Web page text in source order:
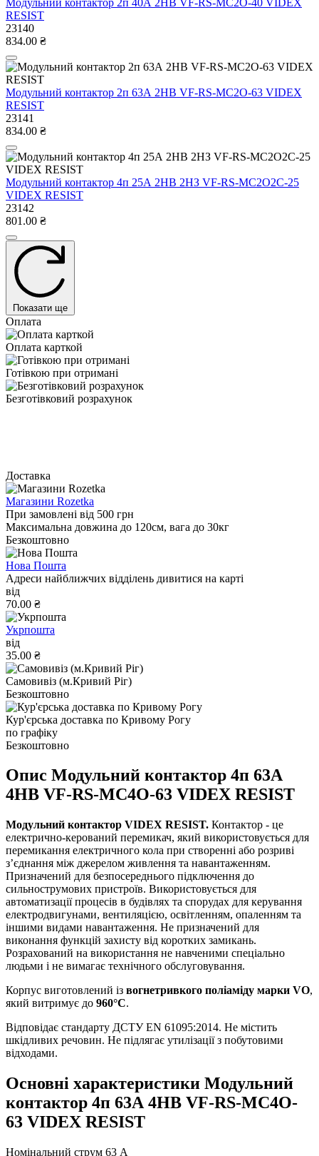
RESIST
23140
834.00 ₴
Модульний контактор 2п 63А 2НВ VF-RS-MC2O-63 VIDEX
RESIST
23141
834.00 ₴
Модульний контактор 4п 25А 2НВ 2НЗ VF-RS-MC2O2C-25
VIDEX RESIST
23142
801.00 ₴
Показати ще
Оплата
Оплата карткой
Готівкою при отримані
Безготівковий розрахунок
Доставка
Магазини Rozetka
При замовлені від 500 грн
Максимальна довжина до 120см, вага до 30кг
Безкоштовно
Нова Пошта
Адреси найближчих відділень дивитися на карті
від
70.00 ₴
Укрпошта
від
35.00 ₴
Самовивіз (м.Кривий Ріг)
Безкоштовно
Кур'єрська доставка по Кривому Рогу
по графіку
Безкоштовно
Опис Модульний контактор 4п 63А
4НВ VF-RS-MC4O-63 VIDEX RESIST
Модульний контактор VIDEX RESIST. Контактор - це
електрично-керований перемикач, який використовується для
перемикання електричного кола при створенні або розриві
з’єднання між джерелом живлення та навантаженням.
Призначений для безпосереднього підключення до
сильнострумових пристроїв. Використовується для
автоматизації процесів в будівлях та спорудах для керування
електродвигунами, вентиляцією, освітленням, опаленням та
іншими видами навантаження. Не призначений для
виконання функцій захисту від коротких замикань.
Розрахований на використання не навченими спеціально
людьми і не вимагає технічного обслуговування.
Корпус виготовлений із вогнетривкого поліаміду марки VO,
який витримує до 960°С.
Відповідає стандарту ДСТУ EN 61095:2014. Не містить
шкідливих речовин. Не підлягає утилізації з побутовими
відходами.
Основні характеристики Модульний
контактор 4п 63А 4НВ VF-RS-MC4O-
63 VIDEX RESIST
Номінальний струм 63 А